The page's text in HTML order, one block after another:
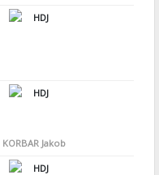
HDJ
HDJ
KORBAR Jakob
HDJ